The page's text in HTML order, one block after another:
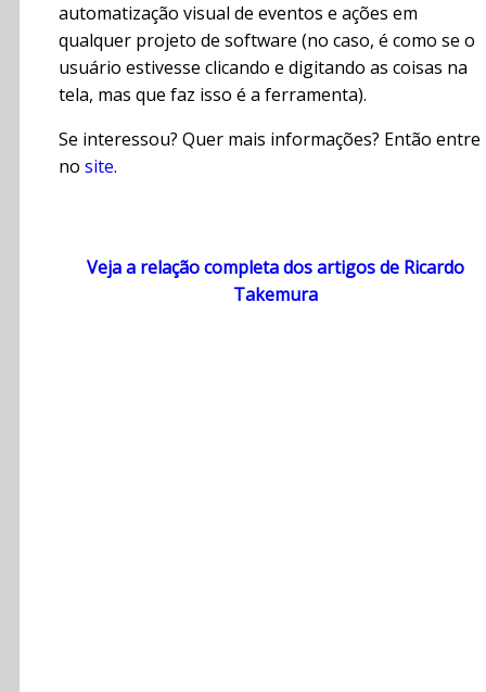
automatização visual de eventos e ações em
qualquer projeto de software (no caso, é como se o
usuário estivesse clicando e digitando as coisas na
tela, mas que faz isso é a ferramenta).
Se interessou? Quer mais informações? Então entre
no site.
Veja a relação completa dos artigos de Ricardo
Takemura